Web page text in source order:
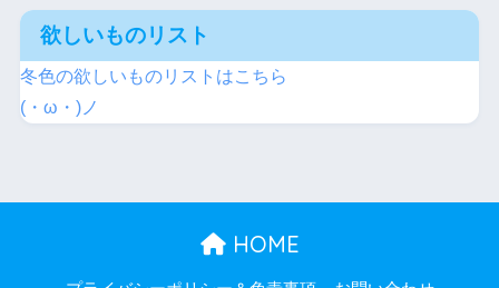
欲しいものリスト
冬色の欲しいものリストはこちら
(・ω・)ノ
HOME